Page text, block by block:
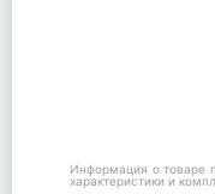
Информация о товаре
характеристики и